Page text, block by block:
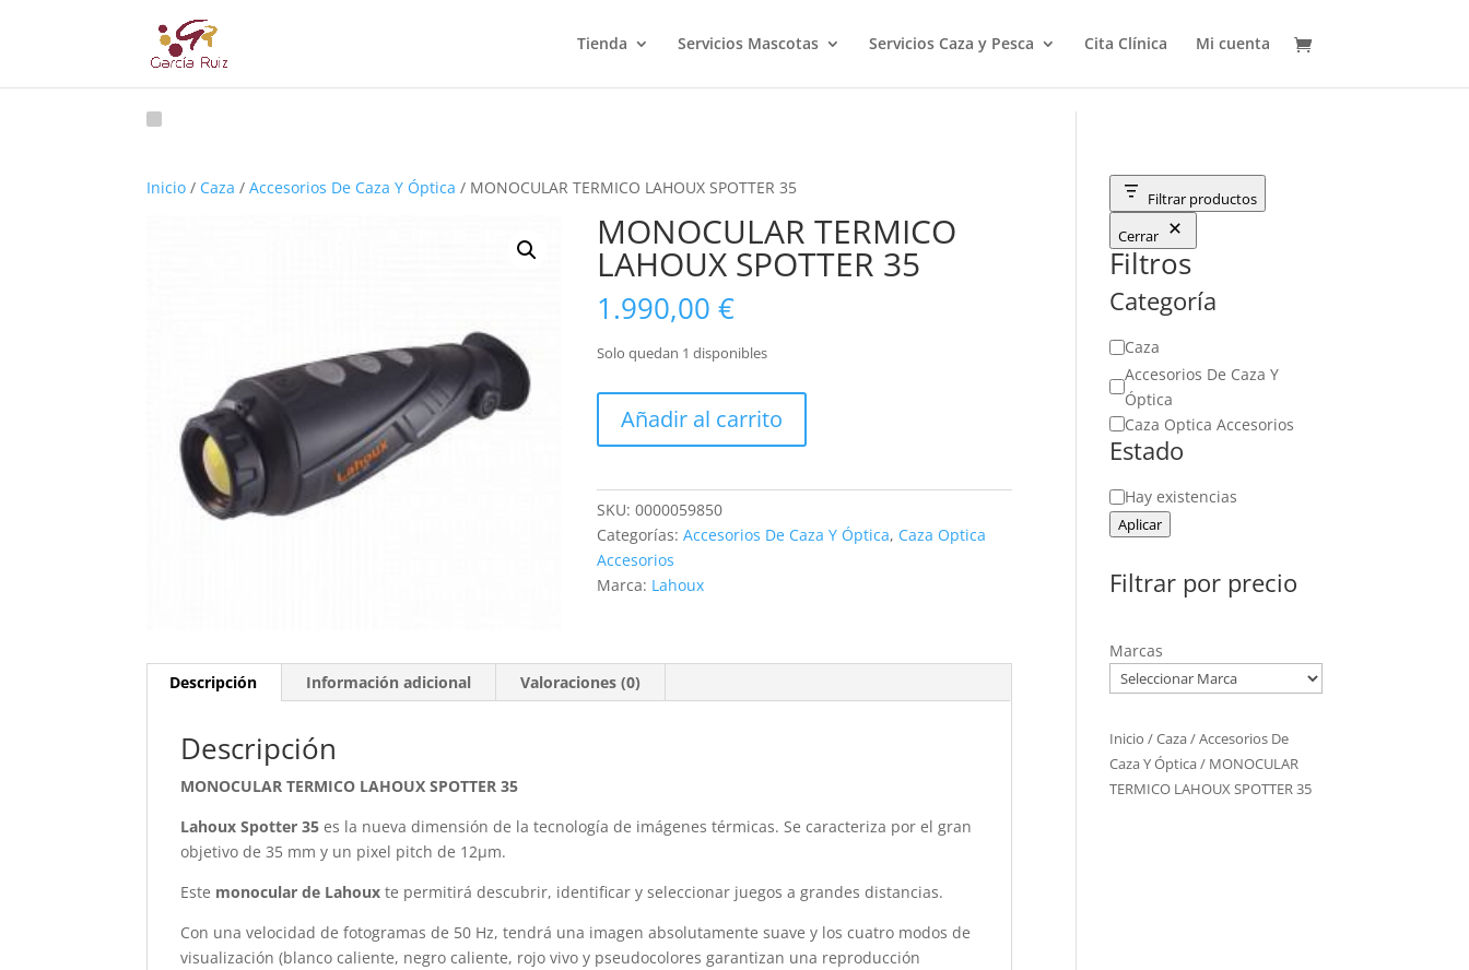
Tienda Servicios Mascotas Servicios Caza y Pesca Cita Clínica Mi cuenta
Inicio / Caza /Accesorios De Caza Y Óptica / MONOCULAR TERMICO LAHOUX SPOTTER 35
MONOCULAR TERMICO
LAHOUX SPOTTER 35
1.990,00€
Solo quedan 1 disponibles
TERMICO
LAHOUX
35
cantidad
Añadir al carrito
SKU:0000059850
Categorías:Accesorios De Caza Y Óptica, Caza Optica
Accesorios
Marca: Lahoux
Descripción Información adicional Valoraciones (0)
Descripción
MONOCULAR TERMICO LAHOUX SPOTTER 35
Lahoux Spotter 35 es la nueva dimensión de la tecnología de imágenes térmicas. Se caracteriza por el gran
objetivo de 35 mm y un pixel pitch de 12µm.
Este monocular de Lahoux te permitirá descubrir, identificar y seleccionar juegos a grandes distancias.
Con una velocidad de fotogramas de 50 Hz, tendrá una imagen absolutamente suave y los cuatro modos de
visualización (blanco caliente, negro caliente, rojo vivo y pseudocolores garantizan una reproducción
Filtrar productos
Cerrar
Filtros
Categoría
Categoría
Caza
Accesorios De Caza Y
Óptica
Caza Optica Accesorios
Estado
Estado
Hay existencias
Aplicar
Filtrar por precio
Marcas
Inicio /Caza/Accesorios De
Caza Y Óptica/ MONOCULAR
TERMICO LAHOUX SPOTTER 35